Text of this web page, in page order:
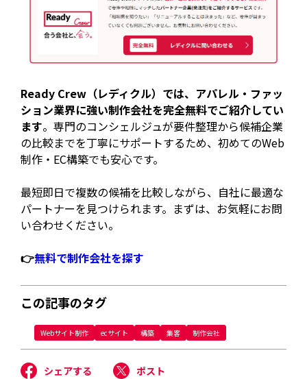
Ready Crew（レディクル）では、アパレル・ファッ
ション業界に強い制作会社を完全無料でご紹介してい
ます。専門のコンシェルジュが要件整理から候補企業
の比較までを丁寧にサポートするため、初めてのWeb
制作・EC構築でも安心です。
最短即日で複数の候補を比較しながら、自社に最適な
パートナーを見つけられます。まずは、お気軽にお問
い合わせください。
👉無料で制作会社を探す
この記事のタグ
Webサイト制作 ecサイト 構築 集客 制作会社
シェアする ポスト